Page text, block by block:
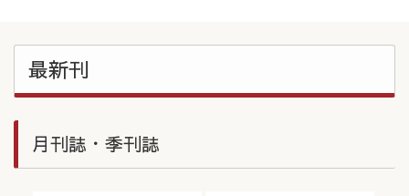
最新刊
月刊誌・季刊誌